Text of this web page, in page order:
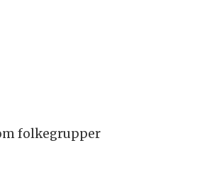
folkegrupper